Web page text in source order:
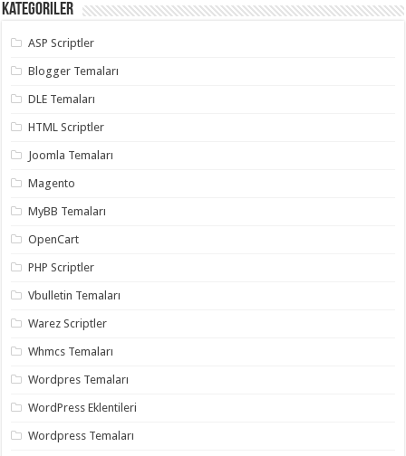
Kategoriler
ASP Scriptler
Blogger Temaları
DLE Temaları
HTML Scriptler
Joomla Temaları
Magento
MyBB Temaları
OpenCart
PHP Scriptler
Vbulletin Temaları
Warez Scriptler
Whmcs Temaları
Wordpres Temaları
WordPress Eklentileri
Wordpress Temaları